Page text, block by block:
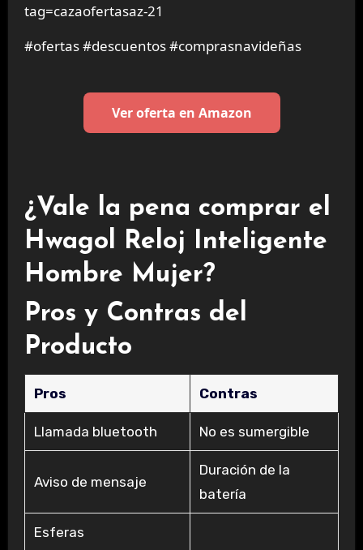
tag=cazaofertasaz-21
#ofertas #descuentos #comprasnavideñas
Ver oferta en Amazon
¿Vale la pena comprar el
Hwagol Reloj Inteligente
Hombre Mujer?
Pros y Contras del
Producto
Pros Contras
Llamada bluetooth No es sumergible
Aviso de mensaje
Duración de la
batería
Esferas